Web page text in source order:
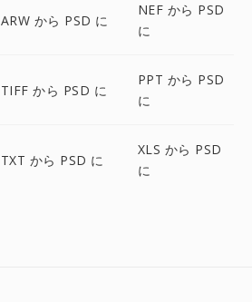
ARW から PSD に
NEF から PSD
に
TIFF から PSD に
PPT から PSD
に
TXT から PSD に
XLS から PSD
に